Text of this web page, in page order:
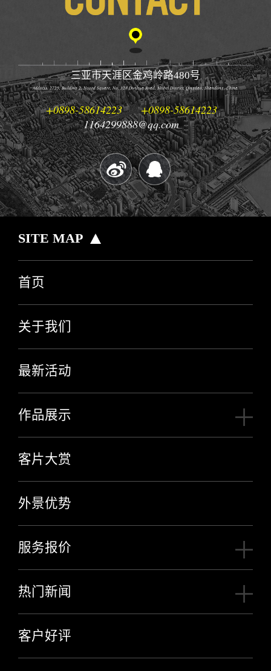
三亚市天涯区金鸡岭路480号
Address: 2725, Building 2, Noord Square, No. 328 Dunhua Road, Shibei District, Qingdao, Shandong, China
+0898-58614223
+0898-58614223
1164299888@qq.com
SITE MAP
首页
关于我们
最新活动
作品展示
客片大赏
外景优势
服务报价
热门新闻
客户好评